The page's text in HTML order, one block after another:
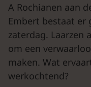
A Rochianen aan
Embert bestaat er
zaterdag. Laarzen
om een
maken. Wat
werkochtend?